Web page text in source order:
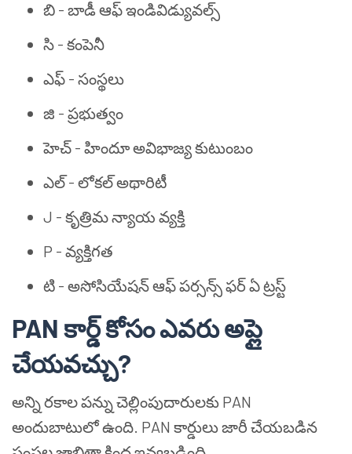
బి - బాడీ ఆఫ్ ఇండివిడ్యువల్స్
సి - కంపెనీ
ఎఫ్ - సంస్థలు
జి - ప్రభుత్వం
హెచ్ - హిందూ అవిభాజ్య కుటుంబం
ఎల్ - లోకల్ అథారిటీ
J - కృత్రిమ న్యాయ వ్యక్తి
P - వ్యక్తిగత
టి - అసోసియేషన్ ఆఫ్ పర్సన్స్ ఫర్ ఏ ట్రస్ట్
PAN కార్డ్ కోసం ఎవరు అప్లై
చేయవచ్చు?
అన్ని రకాల పన్ను చెల్లింపుదారులకు PAN
అందుబాటులో ఉంది. PAN కార్డులు జారీ చేయబడిన